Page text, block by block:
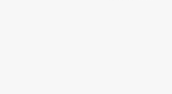
thận. Nếu cháu không nghe lời, cảnh sát